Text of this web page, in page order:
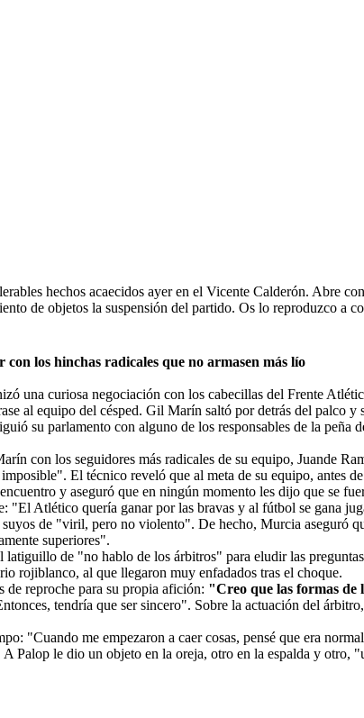
hechos acaecidos ayer en el Vicente Calderón. Abre
de objetos la suspensión del partido. Os lo reproduzco a
los hinchas radicales que no armasen más lío
una curiosa negociación con los cabecillas del Frente
al equipo del césped. Gil Marín saltó por detrás del palco y
su parlamento con alguno de los responsables de la
con los seguidores más radicales de su equipo, Juande
El técnico reveló que al meta de su equipo, antes
y aseguró que en ningún momento les dijo que se
"El Atlético quería ganar por las bravas y al fútbol se gana
de "viril, pero no violento". De hecho, Murcia aseguró
superiores".
de "no hablo de los árbitros" para eludir las
rojiblanco, al que llegaron muy enfadados tras el choque.
de reproche para su propia afición: "Creo que las formas de
tendría que ser sincero". Sobre la actuación del
"Cuando me empezaron a caer cosas, pensé que era
A Palop le dio un objeto en la oreja, otro en la espalda y otro,